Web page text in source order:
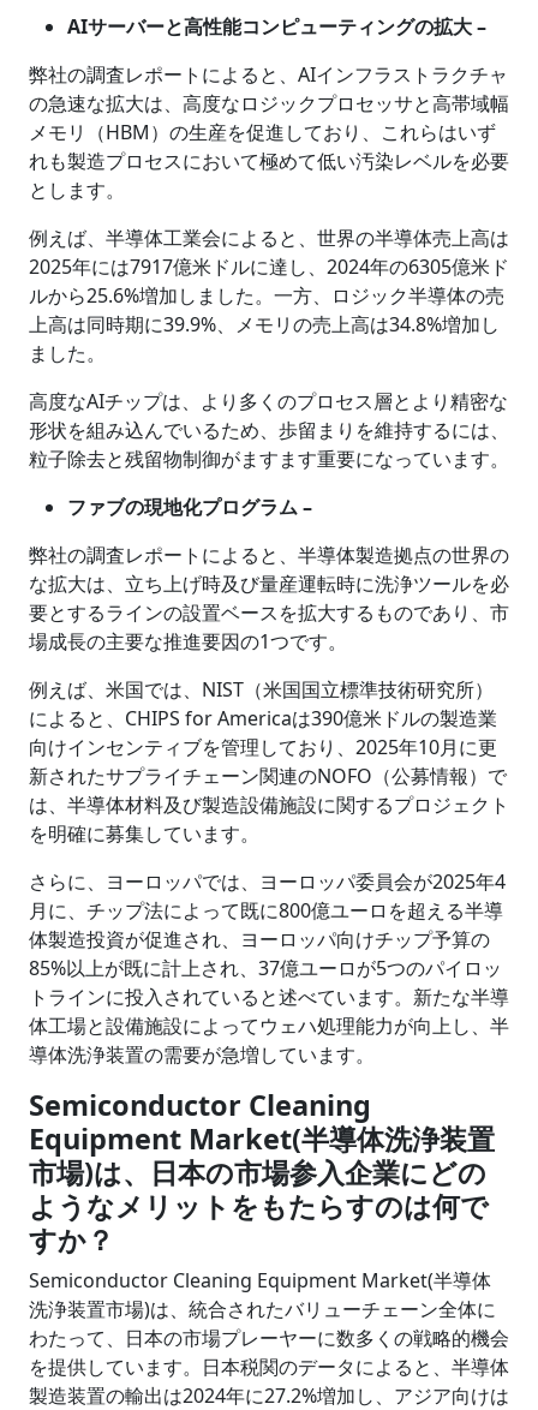
AIサーバーと高性能コンピューティングの拡大 –
弊社の調査レポートによると、AIインフラストラクチャ
の急速な拡大は、高度なロジックプロセッサと高帯域幅
メモリ（HBM）の生産を促進しており、これらはいず
れも製造プロセスにおいて極めて低い汚染レベルを必要
とします。
例えば、半導体工業会によると、世界の半導体売上高は
2025年には7917億米ドルに達し、2024年の6305億米ド
ルから25.6%増加しました。一方、ロジック半導体の売
上高は同時期に39.9%、メモリの売上高は34.8%増加し
ました。
高度なAIチップは、より多くのプロセス層とより精密な
形状を組み込んでいるため、歩留まりを維持するには、
粒子除去と残留物制御がますます重要になっています。
ファブの現地化プログラム –
弊社の調査レポートによると、半導体製造拠点の世界の
な拡大は、立ち上げ時及び量産運転時に洗浄ツールを必
要とするラインの設置ベースを拡大するものであり、市
場成長の主要な推進要因の1つです。
例えば、米国では、NIST（米国国立標準技術研究所）
によると、CHIPS for Americaは390億米ドルの製造業
向けインセンティブを管理しており、2025年10月に更
新されたサプライチェーン関連のNOFO（公募情報）で
は、半導体材料及び製造設備施設に関するプロジェクト
を明確に募集しています。
さらに、ヨーロッパでは、ヨーロッパ委員会が2025年4
月に、チップ法によって既に800億ユーロを超える半導
体製造投資が促進され、ヨーロッパ向けチップ予算の
85%以上が既に計上され、37億ユーロが5つのパイロッ
トラインに投入されていると述べています。新たな半導
体工場と設備施設によってウェハ処理能力が向上し、半
導体洗浄装置の需要が急増しています。
Semiconductor Cleaning
Equipment Market(半導体洗浄装置
市場)は、日本の市場参入企業にどの
ようなメリットをもたらすのは何で
すか？
Semiconductor Cleaning Equipment Market(半導体
洗浄装置市場)は、統合されたバリューチェーン全体に
わたって、日本の市場プレーヤーに数多くの戦略的機会
を提供しています。日本税関のデータによると、半導体
製造装置の輸出は2024年に27.2%増加し、アジア向けは